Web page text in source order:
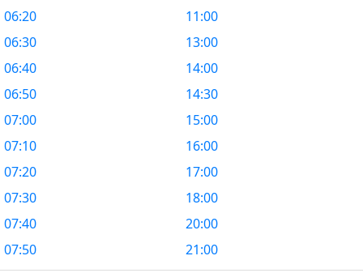
06:20
06:30
06:40
06:50
07:00
07:10
07:20
07:30
07:40
07:50
11:00
13:00
14:00
14:30
15:00
16:00
17:00
18:00
20:00
21:00